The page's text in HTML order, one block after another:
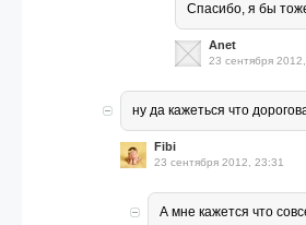
Спасибо, я бы
Anet
23 сентября
ну да кажеться что
Fibi
23 сентября 2012, 23:31
А мне кажется что